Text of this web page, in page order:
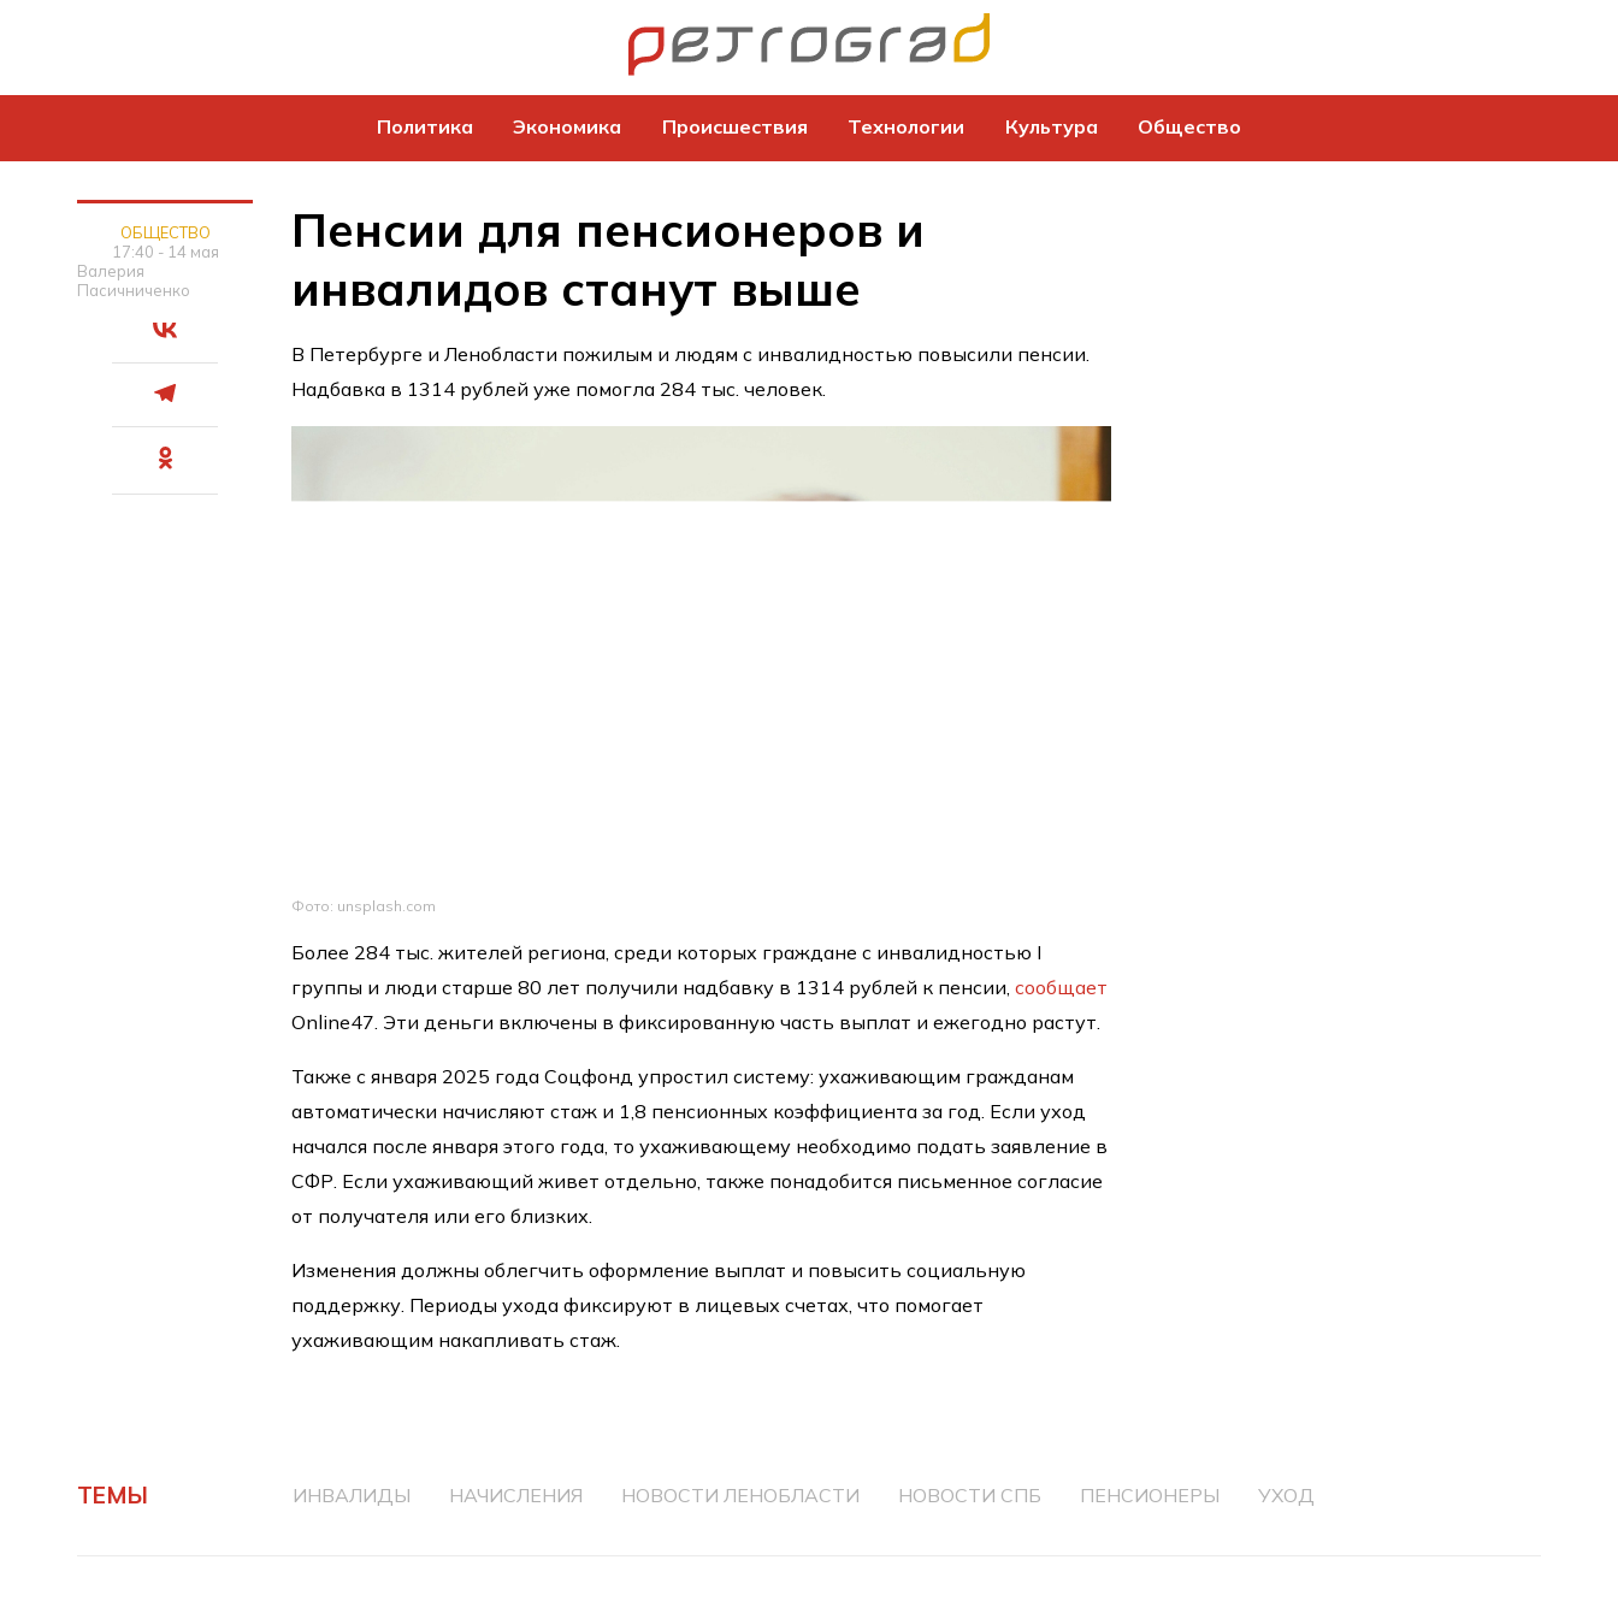
Политика Экономика Происшествия Технологии Культура Общество
ОБЩЕСТВО
17:40 - 14 мая
Валерия
Пасичниченко
Пенсии для пенсионеров и
инвалидов станут выше
В Петербурге и Ленобласти пожилым и людям с инвалидностью повысили пенсии.
Надбавка в 1314 рублей уже помогла 284 тыс. человек.
Фото: unsplash.com
Более 284 тыс. жителей региона, среди которых граждане с инвалидностью I
группы и люди старше 80 лет получили надбавку в 1314 рублей к пенсии,сообщает
Online47. Эти деньги включены в фиксированную часть выплат и ежегодно растут.
Также с января 2025 года Соцфонд упростил систему: ухаживающим гражданам
автоматически начисляют стаж и 1,8 пенсионных коэффициента за год. Если уход
начался после января этого года, то ухаживающему необходимо подать заявление в
СФР. Если ухаживающий живет отдельно, также понадобится письменное согласие
от получателя или его близких.
Изменения должны облегчить оформление выплат и повысить социальную
поддержку. Периоды ухода фиксируют в лицевых счетах, что помогает
ухаживающим накапливать стаж.
ТЕМЫ ИНВАЛИДЫ НАЧИСЛЕНИЯ НОВОСТИ ЛЕНОБЛАСТИ НОВОСТИ СПБ ПЕНСИОНЕРЫ УХОД